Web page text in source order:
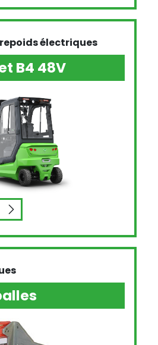
électriques
B4 48V
B3 et B4 48V